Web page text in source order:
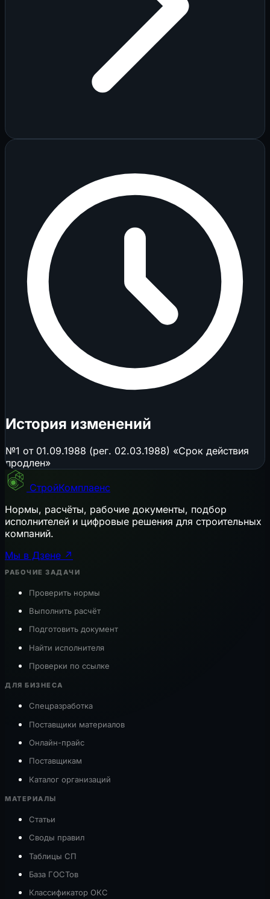
История изменений
№1 от 01.09.1988 (рег. 02.03.1988) «Срок действия
продлен»
СтройКомплаенс
Нормы, расчёты, рабочие документы, подбор
исполнителей и цифровые решения для строительных
компаний.
Мы в Дзене ↗
РАБОЧИЕ ЗАДАЧИ
Проверить нормы
Выполнить расчёт
Подготовить документ
Найти исполнителя
Проверки по ссылке
ДЛЯ БИЗНЕСА
Спецразработка
Поставщики материалов
Онлайн-прайс
Поставщикам
Каталог организаций
МАТЕРИАЛЫ
Статьи
Своды правил
Таблицы СП
База ГОСТов
Классификатор ОКС